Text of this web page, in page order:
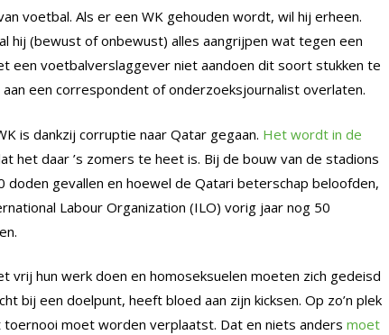
voetbal. Als er een WK gehouden wordt, wil hij erheen.
hij (bewust of onbewust) alles aangrijpen wat tegen een
een voetbalverslaggever niet aandoen dit soort stukken te
een correspondent of onderzoeksjournalist overlaten.
is dankzij corruptie naar Qatar gegaan. Het wordt in de
het daar ’s zomers te heet is. Bij de bouw van de stadions
doden gevallen en hoewel de Qatari beterschap beloofden,
Labour Organization (ILO) vorig jaar nog 50
vrij hun werk doen en homoseksuelen moeten zich gedeisd
bij een doelpunt, heeft bloed aan zijn kicksen. Op zo’n plek
toernooi moet worden verplaatst. Dat en niets anders moet